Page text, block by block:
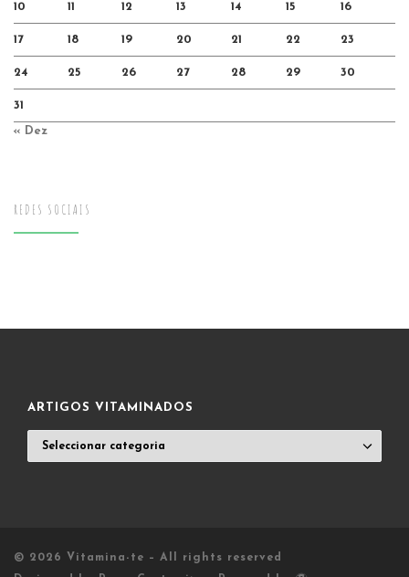
10 11 12 13 14 15 16
17 18 19 20 21 22 23
24 25 26 27 28 29 30
31
« Dez
REDES SOCIAIS
ARTIGOS VITAMINADOS
VITAMINADOS
© 2026 Vitamina-te – All rights reserved